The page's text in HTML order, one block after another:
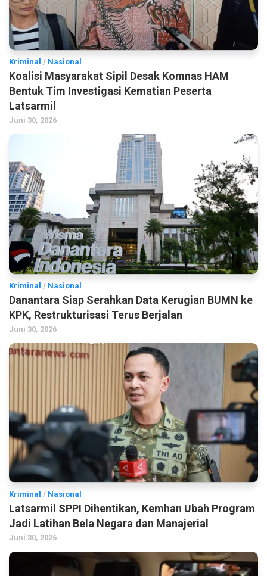
Kriminal / Nasional
Koalisi Masyarakat Sipil Desak Komnas HAM
Bentuk Tim Investigasi Kematian Peserta
Latsarmil
Juni 30, 2026
Kriminal / Nasional
Danantara Siap Serahkan Data Kerugian BUMN ke
KPK, Restrukturisasi Terus Berjalan
Juni 30, 2026
Kriminal / Nasional
Latsarmil SPPI Dihentikan, Kemhan Ubah Program
Jadi Latihan Bela Negara dan Manajerial
Juni 30, 2026